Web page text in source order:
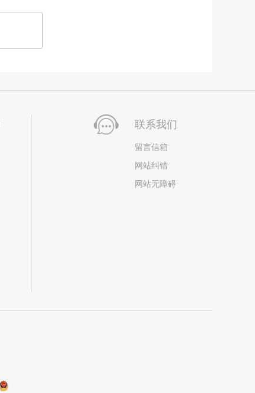
联系我们
留言信箱
网站纠错
网站无障碍